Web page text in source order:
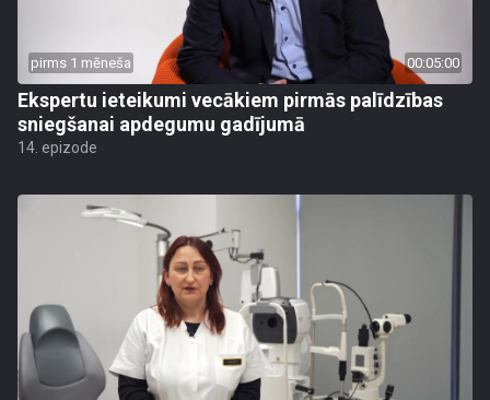
pirms 1 mēneša 00:05:00
Ekspertu ieteikumi vecākiem pirmās palīdzības
sniegšanai apdegumu gadījumā
14. epizode